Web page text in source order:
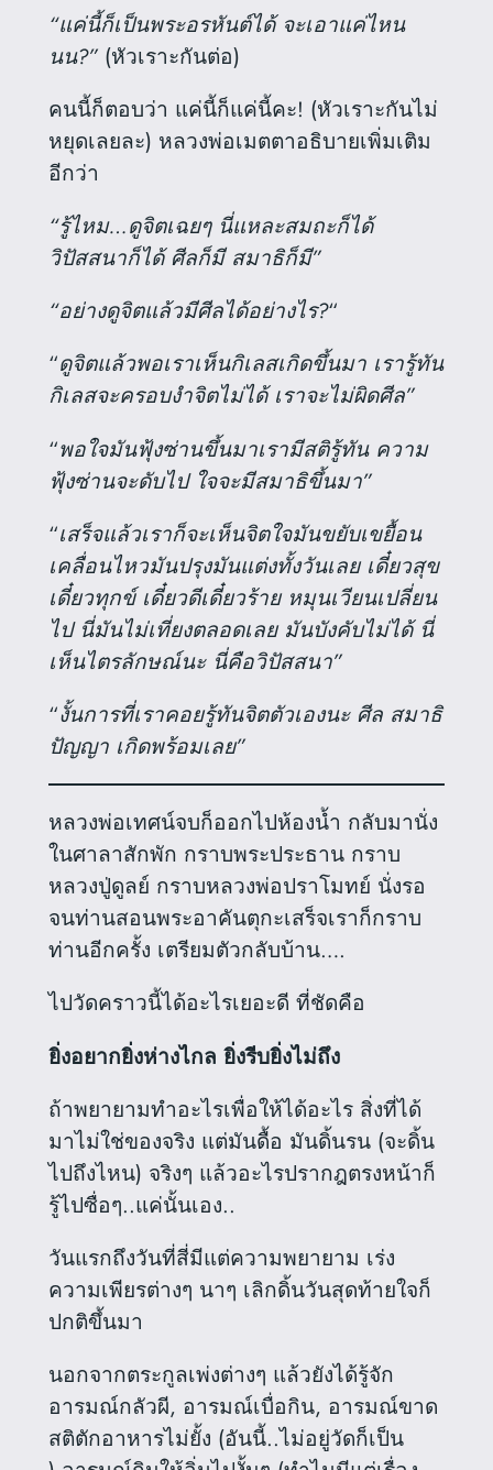
“แค่นี้ก็เป็นพระอรหันต์ได้ จะเอาแค่ไหน
นน?”(หัวเราะกันต่อ)
คนนี้ก็ตอบว่า แค่นี้ก็แค่นี้คะ! (หัวเราะกันไม่
หยุดเลยละ) หลวงพ่อเมตตาอธิบายเพิ่มเติม
อีกว่า
“รู้ไหม…ดูจิตเฉยๆ นี่แหละสมถะก็ได้
วิปัสสนาก็ได้ ศีลก็มี สมาธิก็มี”
“อย่างดูจิตแล้วมีศีลได้อย่างไร?“
“ดูจิตแล้วพอเราเห็นกิเลสเกิดขึ้นมา เรารู้ทัน
กิเลสจะครอบงำจิตไม่ได้ เราจะไม่ผิดศีล”
“พอใจมันฟุ้งซ่านขึ้นมาเรามีสติรู้ทัน ความ
ฟุ้งซ่านจะดับไป ใจจะมีสมาธิขึ้นมา”
“เสร็จแล้วเราก็จะเห็นจิตใจมันขยับเขยื้อน
เคลื่อนไหวมันปรุงมันแต่งทั้งวันเลย เดี๋ยวสุข
เดี๋ยวทุกข์ เดี๋ยวดีเดี๋ยวร้าย หมุนเวียนเปลี่ยน
ไป นี่มันไม่เที่ยงตลอดเลย มันบังคับไม่ได้ นี่
เห็นไตรลักษณ์นะ นี่คือวิปัสสนา”
“งั้นการที่เราคอยรู้ทันจิตตัวเองนะ ศีล สมาธิ
ปัญญา เกิดพร้อมเลย”
หลวงพ่อเทศน์จบก็ออกไปห้องน้ำ กลับมานั่ง
ในศาลาสักพัก กราบพระประธาน กราบ
หลวงปู่ดูลย์ กราบหลวงพ่อปราโมทย์ นั่งรอ
จนท่านสอนพระอาคันตุกะเสร็จเราก็กราบ
ท่านอีกครั้ง เตรียมตัวกลับบ้าน….
ไปวัดคราวนี้ได้อะไรเยอะดี ที่ชัดคือ
ยิ่งอยากยิ่งห่างไกล ยิ่งรีบยิ่งไม่ถึง
ถ้าพยายามทำอะไรเพื่อให้ได้อะไร สิ่งที่ได้
มาไม่ใช่ของจริง แต่มันดื้อ มันดิ้นรน (จะดิ้น
ไปถึงไหน) จริงๆ แล้วอะไรปรากฎตรงหน้าก็
รู้ไปซื่อๆ..แค่นั้นเอง..
วันแรกถึงวันที่สี่มีแต่ความพยายาม เร่ง
ความเพียรต่างๆ นาๆ เลิกดิ้นวันสุดท้ายใจก็
ปกติขึ้นมา
นอกจากตระกูลเพ่งต่างๆ แล้วยังได้รู้จัก
อารมณ์กลัวผี, อารมณ์เบื่อกิน, อารมณ์ขาด
สติตักอาหารไม่ยั้ง (อันนี้..ไม่อยู่วัดก็เป็น